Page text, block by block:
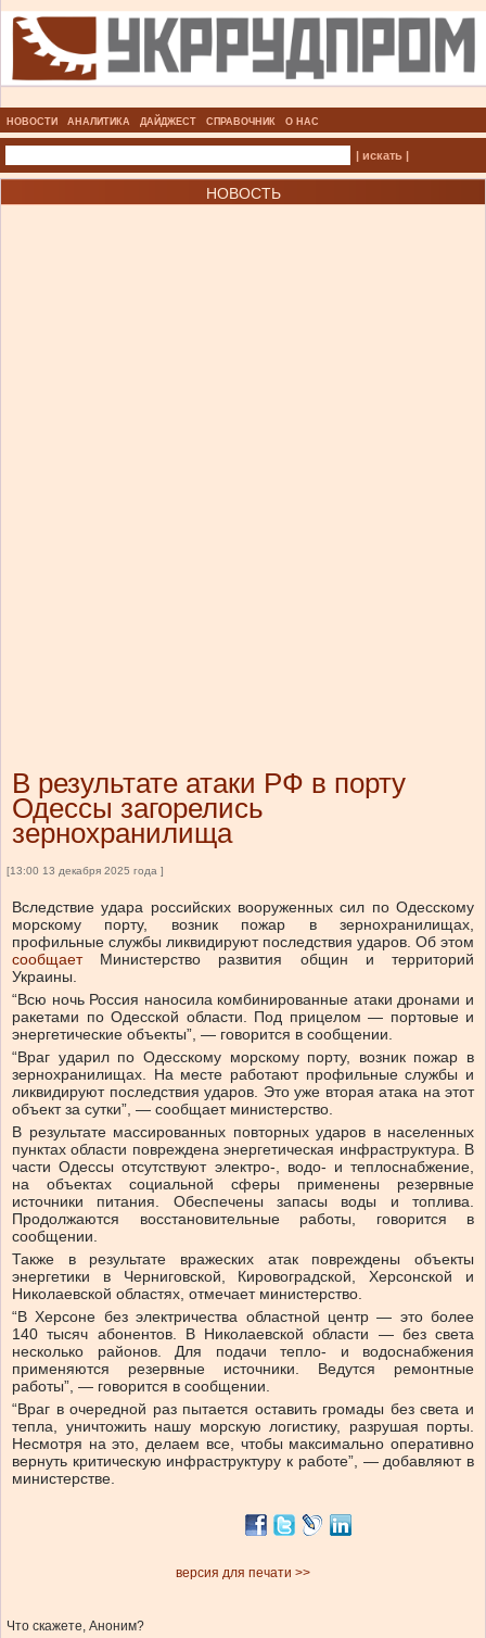
НОВОСТИ АНАЛИТИКА ДАЙДЖЕСТ СПРАВОЧНИК О НАС
| искать |
НОВОСТЬ
В результате атаки РФ в порту
Одессы загорелись
зернохранилища
[13:00 13 декабря 2025 года ]
Вследствие удара российских вооруженных сил по Одесскому
морскому порту, возник пожар в зернохранилищах,
профильные службы ликвидируют последствия ударов. Об этом
сообщает
Министерство развития общин и территорий
Украины.
“Всю ночь Россия наносила комбинированные атаки дронами и
ракетами по Одесской области. Под прицелом — портовые и
энергетические объекты”, — говорится в сообщении.
“Враг ударил по Одесскому морскому порту, возник пожар в
зернохранилищах. На месте работают профильные службы и
ликвидируют последствия ударов. Это уже вторая атака на этот
объект за сутки”, — сообщает министерство.
В результате массированных повторных ударов в населенных
пунктах области повреждена энергетическая инфраструктура. В
части Одессы отсутствуют электро-, водо- и теплоснабжение,
на объектах социальной сферы применены резервные
источники питания. Обеспечены запасы воды и топлива.
Продолжаются восстановительные работы, говорится в
сообщении.
Также в результате вражеских атак повреждены объекты
энергетики в Черниговской, Кировоградской, Херсонской и
Николаевской областях, отмечает министерство.
“В Херсоне без электричества областной центр — это более
140 тысяч абонентов. В Николаевской области — без света
несколько районов. Для подачи тепло- и водоснабжения
применяются резервные источники. Ведутся ремонтные
работы”, — говорится в сообщении.
“Враг в очередной раз пытается оставить громады без света и
тепла, уничтожить нашу морскую логистику, разрушая порты.
Несмотря на это, делаем все, чтобы максимально оперативно
вернуть критическую инфраструктуру к работе”, — добавляют в
министерстве.
версия для печати >>
Что скажете, Аноним?